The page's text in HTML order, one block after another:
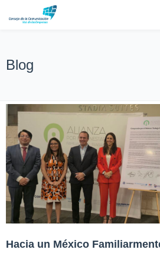
Blog
Hacia un México